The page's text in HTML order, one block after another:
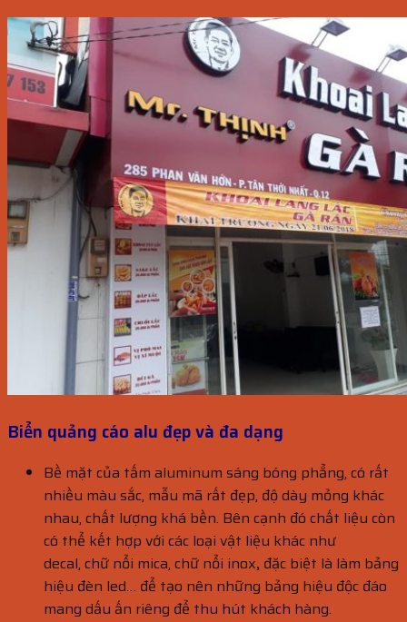
Biển quảng cáo alu đẹp và đa dạng
Bề mặt của tấm aluminum sáng bóng phẳng, có rất
nhiều màu sắc, mẫu mã rất đẹp, độ dày mỏng khác
nhau, chất lượng khá bền. Bên cạnh đó chất liệu còn
có thể kết hợp với các loại vật liệu khác như
decal, chữ nổi mica, chữ nổi inox, đặc biệt là làm bảng
hiệu đèn led… để tạo nên những bảng hiệu độc đáo
mang dấu ấn riêng để thu hút khách hàng.